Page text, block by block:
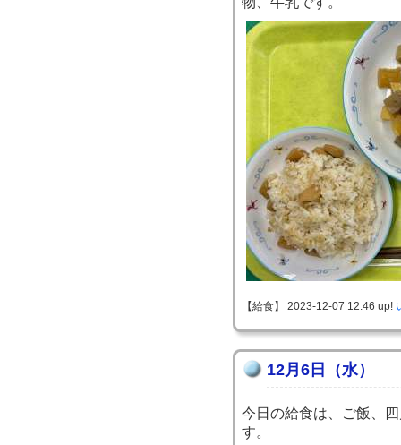
【給食】 2023-12-07 12:46 up!
12月6日（水）
今日の給食は、ご飯、
す。